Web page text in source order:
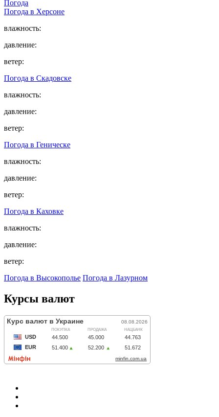
Погода
Погода в Херсоне
влажность:
давление:
ветер:
Погода в Скадовске
влажность:
давление:
ветер:
Погода в Геническе
влажность:
давление:
ветер:
Погода в Каховке
влажность:
давление:
ветер:
Погода в Высокополье Погода в Лазурном
Курсы валют